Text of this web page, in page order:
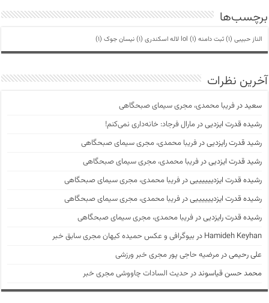
برچسب‌ها
الناز حبیبی (1) ثبت دامنه lol (1) لاله اسکندری (1) نیسان جوک (1)
آخرین نظرات
سعیددرفریبا محمدی، مجری سیمای صبحگاهی
رشیده قدرت ایزدییدرمارال فرجاد: خانه‌داری نمی‌کنم!
رشید قدرت رایزدییدرفریبا محمدی، مجری سیمای صبحگاهی
رشید قدرت ایزدییدرفریبا محمدی، مجری سیمای صبحگاهی
رشیده قدرت ایزدیییییییدرفریبا محمدی، مجری سیمای صبحگاهی
رشیده قدرت ایزدیییییییدرفریبا محمدی، مجری سیمای صبحگاهی
رشیده قدرت رایزدییدرفریبا محمدی، مجری سیمای صبحگاهی
Hamideh Keyhan در بیوگرافی و عکس حمیده کیهان مجری سابق خبر
علی رحیمیدرمرضیه حاجی پور مجری خبر ورزشی
محمد حسن قیاسونددر حدیث السادات چاووشی مجری خبر